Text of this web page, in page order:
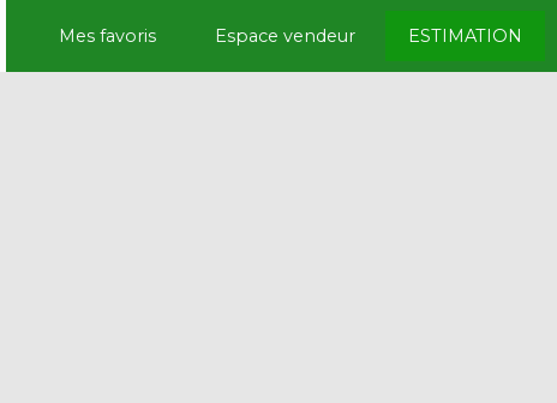
Mes favoris Espace vendeur ESTIMATION